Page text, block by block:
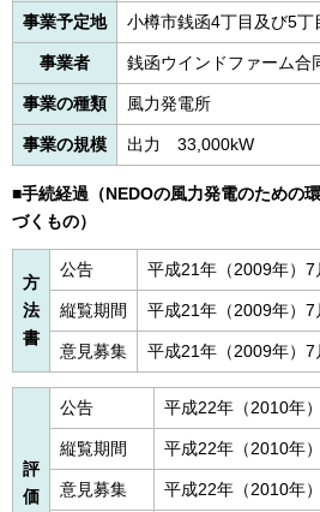
事業予定地 小樽市銭函4丁目及び5丁
事業者 銭函ウインドファーム合
事業の種類 風力発電所
事業の規模 出力 33,000kW
■手続経過（NEDOの風力発電のための
づくもの）
方
法
書
公告 平成21年（2009年）7
縦覧期間 平成21年（2009年）7
意見募集 平成21年（2009年）7
評
価
公告 平成22年（2010年
縦覧期間 平成22年（2010年
意見募集 平成22年（2010年